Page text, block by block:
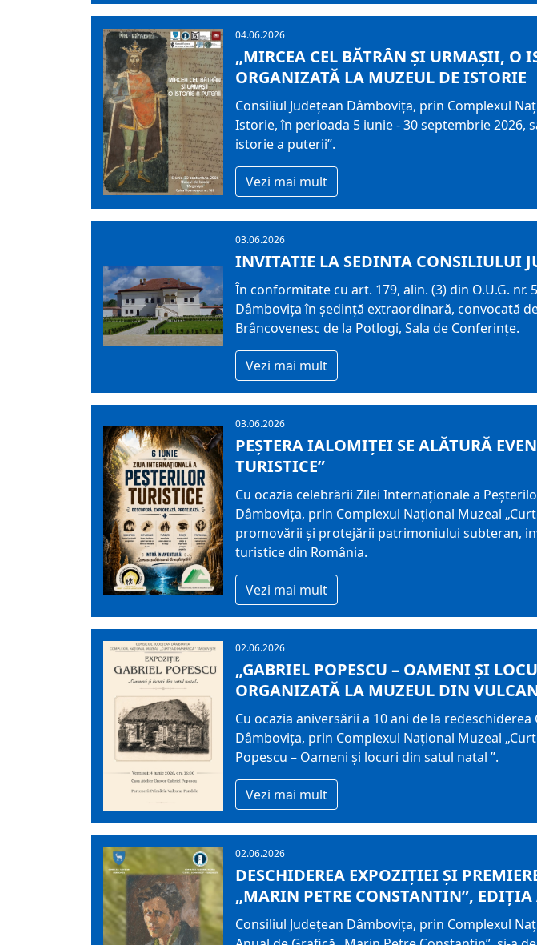
04.06.2026
„MIRCEA CEL BĂTRÂN ȘI URMAȘII, O
ORGANIZATĂ LA MUZEUL DE ISTORIE
Consiliul Județean Dâmbovița, prin Complexul
Istorie, în perioada 5 iunie - 30 septembrie 2026,
istorie a puterii”.
Vezi mai mult
03.06.2026
INVITATIE LA SEDINTA CONSILIULUI
În conformitate cu art. 179, alin. (3) din O.U.G.
Dâmboviţa în şedinţă extraordinară, convocată
Brâncovenesc de la Potlogi, Sala de Conferințe.
Vezi mai mult
03.06.2026
PEȘTERA IALOMIȚEI SE ALĂTURĂ
TURISTICE”
Cu ocazia celebrării Zilei Internaționale a
Dâmbovița, prin Complexul Național Muzeal
promovării și protejării patrimoniului subteran,
turistice din România.
Vezi mai mult
02.06.2026
„GABRIEL POPESCU – OAMENI ȘI
ORGANIZATĂ LA MUZEUL DIN
Cu ocazia aniversării a 10 ani de la
Dâmbovița, prin Complexul Național Muzeal
Popescu – Oameni și locuri din satul natal ”.
Vezi mai mult
02.06.2026
DESCHIDEREA EXPOZIȚIEI ȘI
„MARIN PETRE CONSTANTIN”,
Consiliul Județean Dâmbovița, prin Complexul